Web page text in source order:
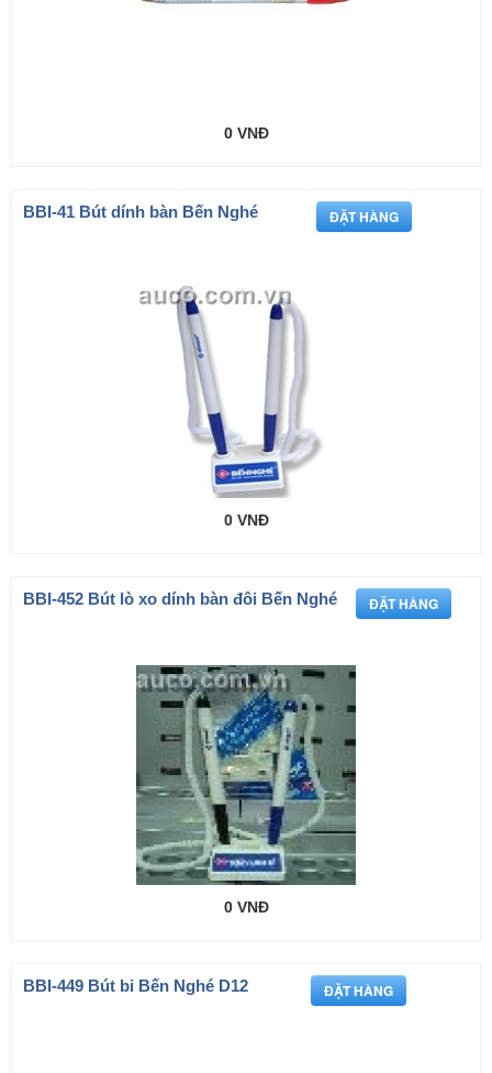
0 VNĐ
BBI-41 Bút dính bàn Bến Nghé
0 VNĐ
BBI-452 Bút lò xo dính bàn đôi Bến Nghé
0 VNĐ
BBI-449 Bút bi Bến Nghé D12